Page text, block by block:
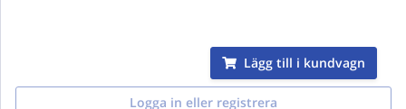
Lägg till i kundvagn
Logga in eller registrera